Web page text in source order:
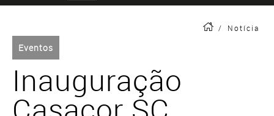
/ Notícia
Eventos
Inauguração